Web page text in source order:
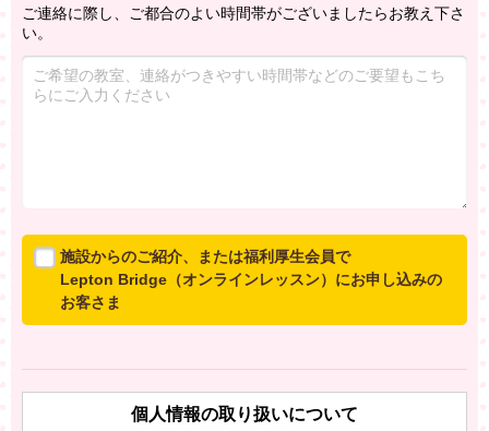
ご連絡に際し、ご都合のよい時間帯がございましたらお教え下さ
い。
施設からのご紹介、または福利厚生会員で
Lepton Bridge（オンラインレッスン）にお申し込みの
お客さま
いいたします。
※ご兄弟姉妹など複数でお申し込みの場合、お一人ず
個人情報の取り扱いについて